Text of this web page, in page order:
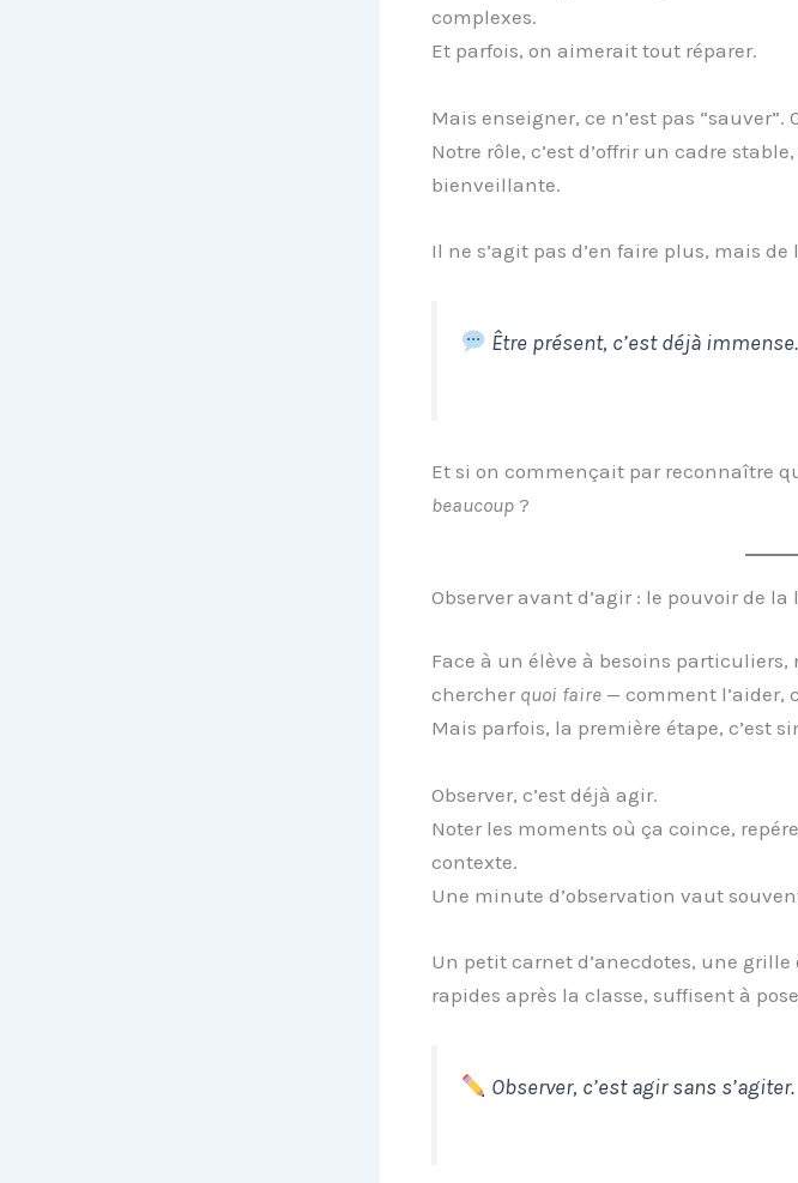
complexes.
Et parfois, on aimerait tout réparer.
Mais enseigner, ce n’est pas “sauver”.
Notre rôle, c’est d’offrir un cadre
bienveillante.
Il ne s’agit pas d’en faire plus, mais
Être présent, c’est déjà immense.
Et si on commençait par reconnaître
beaucoup?
Observer avant d’agir : le pouvoir de la
Face à un élève à besoins
chercher quoi faire— comment l’aider,
Mais parfois, la première étape, c’est
Observer, c’est déjà agir.
Noter les moments où ça coince,
contexte.
Une minute d’observation vaut
Un petit carnet d’anecdotes, une
rapides après la classe, suffisent à
Observer, c’est agir sans s’agiter.